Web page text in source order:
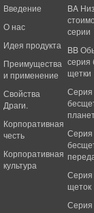
Введение
О нас
Идея продукта
Преимущества
и применение
Свойства
Драги.
Корпоративная
честь
Корпоративная
культура
BA
серии
BB
серия
щетки
Серия
Серия
Серия
щеток
Серия